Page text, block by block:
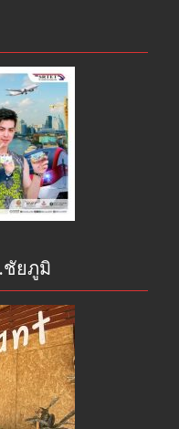
ชัยภูมิ